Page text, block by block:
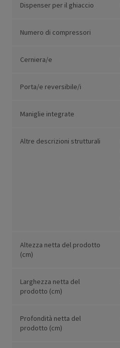
Dispenser per il ghiaccio
Numero di compressori
Cerniera/e
Porta/e reversibile/i
Maniglie integrate
Altre descrizioni strutturali
Altezza netta del prodotto
(cm)
Larghezza netta del
prodotto (cm)
Profondità netta del
prodotto (cm)